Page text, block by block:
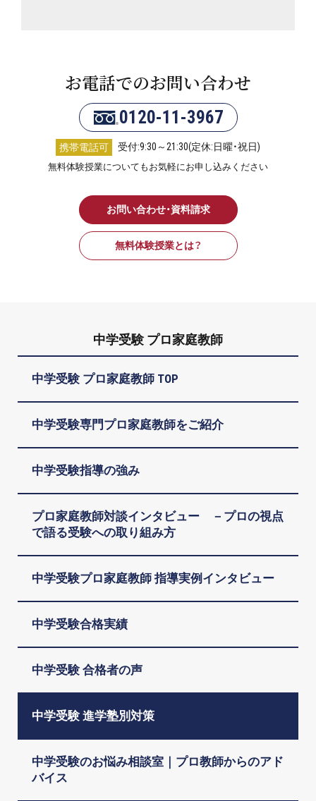
お電話でのお問い合わせ
0120-11-3967
携帯電話可 受付:9:30～21:30(定休:日曜・祝日)
無料体験授業についてもお気軽にお申し込みください
お問い合わせ・資料請求
無料体験授業とは？
中学受験 プロ家庭教師
中学受験 プロ家庭教師 TOP
中学受験専門プロ家庭教師をご紹介
中学受験指導の強み
プロ家庭教師対談インタビュー －プロの視点
で語る受験への取り組み方
中学受験プロ家庭教師 指導実例インタビュー
中学受験合格実績
中学受験 合格者の声
中学受験 進学塾別対策
中学受験のお悩み相談室｜プロ教師からのアド
バイス